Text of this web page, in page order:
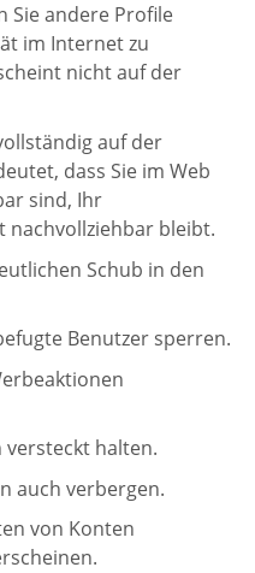
Sie andere Profile
im Internet zu
nicht auf der
auf der
dass Sie im Web
sind, Ihr
nachvollziehbar bleibt.
Schub in den
Benutzer sperren.
versteckt halten.
auch verbergen.
von Konten